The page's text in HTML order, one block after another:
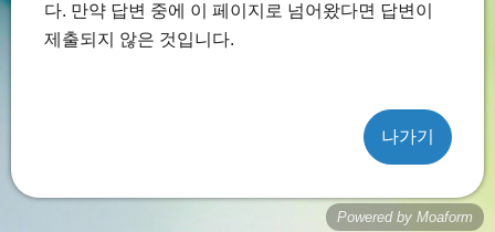
다. 만약 답변 중에 이 페이지로 넘어왔다면 답변이
제출되지 않은 것입니다.
나가기
Powered by Moaform